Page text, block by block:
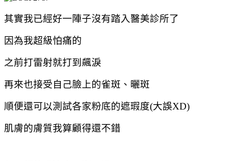
其實我已經好一陣子沒有踏入醫美診所了
因為我超級怕痛的
之前打雷射就打到飆淚
再來也接受自己臉上的雀斑、曬斑
順便還可以測試各家粉底的遮瑕度(大誤XD)
肌膚的膚質我算顧得還不錯